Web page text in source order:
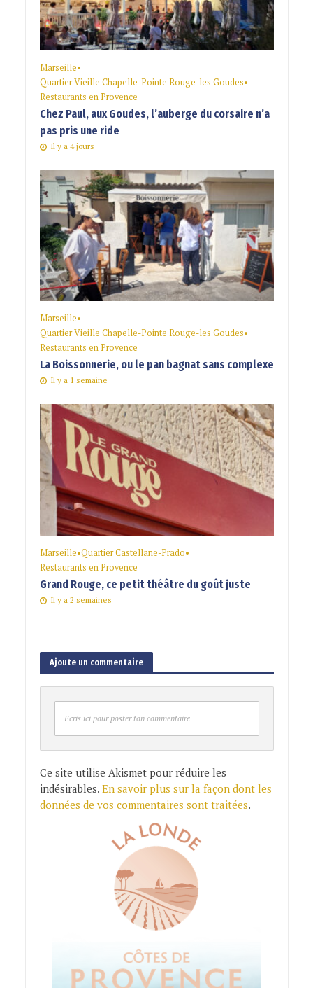
Marseille•
Quartier Vieille Chapelle-Pointe Rouge-les Goudes•
Restaurants en Provence
Chez Paul, aux Goudes, l’auberge du corsaire n’a
pas pris une ride
Il y a 4 jours
Marseille•
Quartier Vieille Chapelle-Pointe Rouge-les Goudes•
Restaurants en Provence
La Boissonnerie, ou le pan bagnat sans complexe
Il y a 1 semaine
Marseille•Quartier Castellane-Prado•
Restaurants en Provence
Grand Rouge, ce petit théâtre du goût juste
Il y a 2 semaines
Ajoute un commentaire
Ecris ici pour poster ton commentaire
Ce site utilise Akismet pour réduire les
indésirables. En savoir plus sur la façon dont les
données de vos commentaires sont traitées.